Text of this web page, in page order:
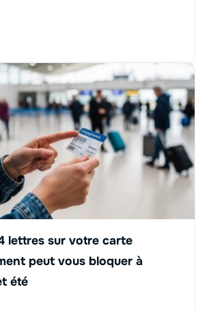
lettres sur votre carte
peut vous bloquer à
été